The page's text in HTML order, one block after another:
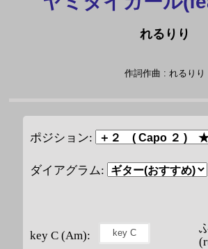
れるりり
作詞作曲 : れるりり
ポジション:
ダイアグラム:
key C (Am):